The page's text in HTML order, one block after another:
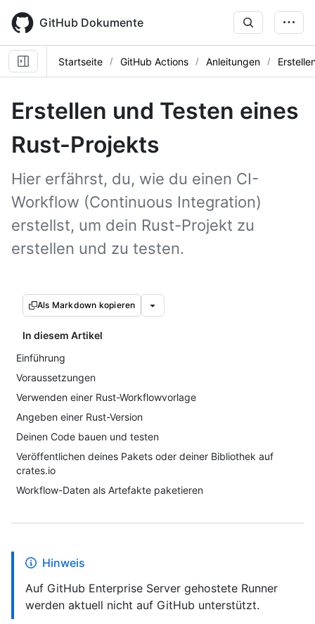
main
content
GitHub Dokumente
Startseite GitHub Actions Anleitungen
Erstellen und Testen eines
Rust-Projekts
Hier erfährst, du, wie du einen CI-
Workflow (Continuous Integration)
erstellst, um dein Rust-Projekt zu
erstellen und zu testen.
Als Markdown kopieren
In diesem Artikel
Einführung
Voraussetzungen
Verwenden einer Rust-Workflowvorlage
Angeben einer Rust-Version
Deinen Code bauen und testen
Veröffentlichen deines Pakets oder deiner Bibliothek auf
crates.io
Workflow-Daten als Artefakte paketieren
Hinweis
Auf GitHub Enterprise Server gehostete Runner
werden aktuell nicht auf GitHub unterstützt.